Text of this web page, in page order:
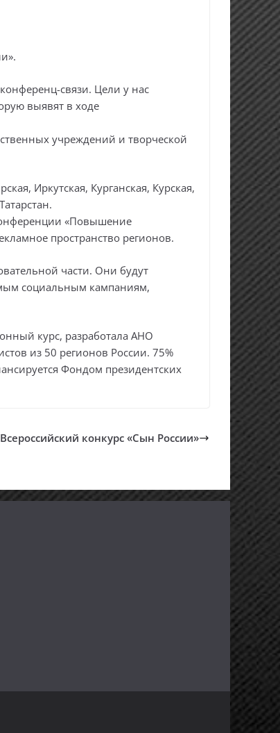
связи. Цели у нас
выявят в ходе
учреждений и творческой
Иркутская, Курганская, Курская,
«Повышение
пространство регионов.
части. Они будут
социальным кампаниям,
курс, разработала АНО
из 50 регионов России. 75%
Фондом президентских
Всероссийский конкурс «Сын России»